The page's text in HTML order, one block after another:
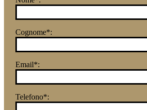
Cognome*:
Email*:
Telefono*: